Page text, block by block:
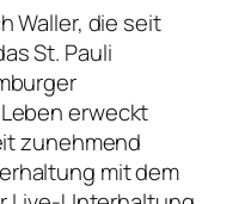
Waller, die seit
St. Pauli
erweckt
zunehmend
mit dem